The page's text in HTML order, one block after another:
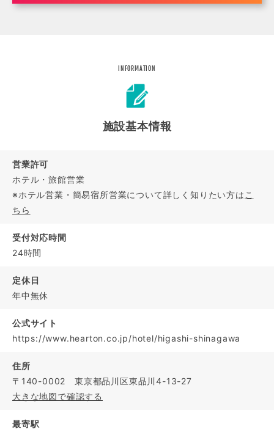
INFORMATION
施設基本情報
営業許可
ホテル・旅館営業
※ホテル営業・簡易宿所営業について詳しく知りたい方は こ
ちら
受付対応時間
24時間
定休日
年中無休
公式サイト
https://www.hearton.co.jp/hotel/higashi-shinagawa
住所
〒140-0002 東京都品川区東品川4-13-27
大きな地図で確認する
最寄駅